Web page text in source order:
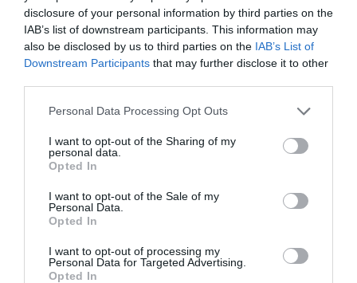
disclosure of your personal information by third parties on the
IAB’s list of downstream participants. This information may
also be disclosed by us to third parties on the IAB’s List of
Downstream Participants that may further disclose it to other
Personal Data Processing Opt Outs
I want to opt-out of the Sharing of my
personal data.
Opted In
I want to opt-out of the Sale of my
Personal Data.
Opted In
I want to opt-out of processing my
Personal Data for Targeted Advertising.
Opted In
olivolja, salt och peppar är en mycket god och
klassisk sallad som passar till det mesta som
förslagsvis grillat, buffé, pasta eller lasagne.
Grönsallad
En enkel grönsallad med hemgjord salladsdressing.
vid Valborg.
Grönsaksspett med delikatesspotatis
marinerade i vitlök och olivolja.